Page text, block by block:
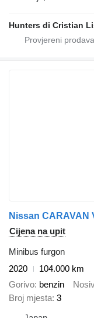
Hunters di Cristian
Nissan CARAVAN
Cijena na upit
Minibus furgon
2020
104.000 km
Gorivo benzin
Broj mjesta 3